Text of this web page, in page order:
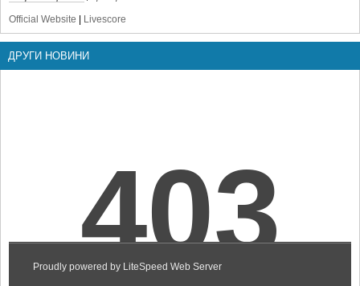
Official Website | Livescore
ДРУГИ НОВИНИ